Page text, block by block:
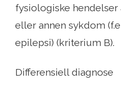
fysiologiske hendelser
eller annen sykdom
epilepsi) (kriterium B).
Differensiell diagnose